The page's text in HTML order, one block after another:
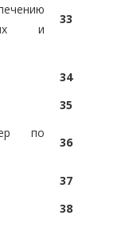
и
33
34
35
по
36
37
38